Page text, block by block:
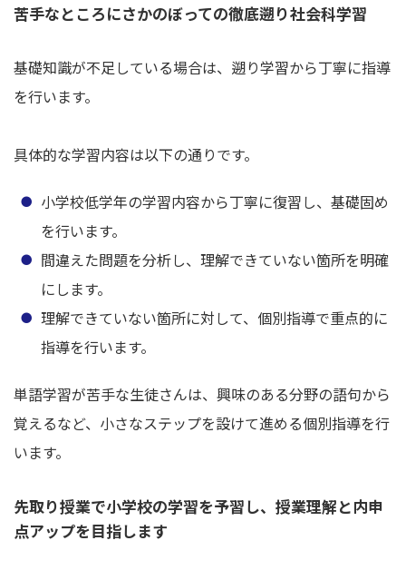
苦手なところにさかのぼっての徹底遡り社会科学習
基礎知識が不足している場合は、遡り学習から丁寧に指導
を行います。
具体的な学習内容は以下の通りです。
小学校低学年の学習内容から丁寧に復習し、基礎固め
を行います。
間違えた問題を分析し、理解できていない箇所を明確
にします。
理解できていない箇所に対して、個別指導で重点的に
指導を行います。
単語学習が苦手な生徒さんは、興味のある分野の語句から
覚えるなど、小さなステップを設けて進める個別指導を行
います。
先取り授業で小学校の学習を予習し、授業理解と内申
点アップを目指します